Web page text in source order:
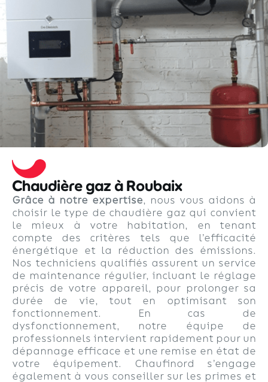
Chaudière gaz à Roubaix
Grâce à notre expertise, nous vous aidons à
choisir le type de chaudière gaz qui convient
le mieux à votre habitation, en tenant
compte des critères tels que l’efficacité
énergétique et la réduction des émissions.
Nos techniciens qualifiés assurent un service
de maintenance régulier, incluant le réglage
précis de votre appareil, pour prolonger sa
durée de vie, tout en optimisant son
fonctionnement. En cas de
dysfonctionnement, notre équipe de
professionnels intervient rapidement pour un
dépannage efficace et une remise en état de
votre équipement. Chaufinord s’engage
également à vous conseiller sur les primes et